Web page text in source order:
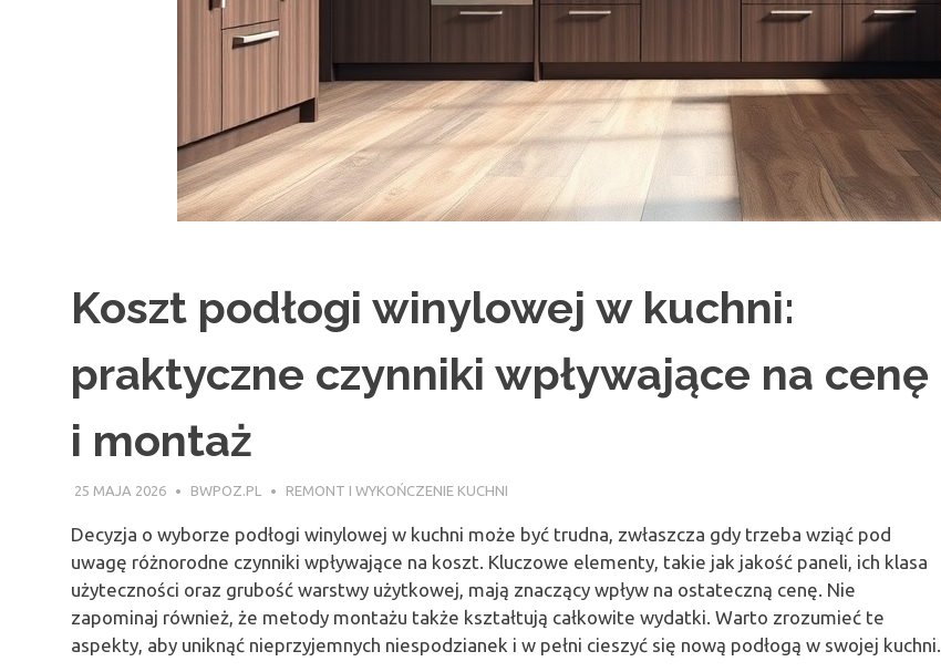
Koszt podłogi winylowej w kuchni:
praktyczne czynniki wpływające na cenę
i montaż
25 MAJA 2026 BWPOZ.PL REMONT I WYKOŃCZENIE KUCHNI
Decyzja o wyborze podłogi winylowej w kuchni może być trudna, zwłaszcza gdy trzeba wziąć pod
uwagę różnorodne czynniki wpływające na koszt. Kluczowe elementy, takie jak jakość paneli, ich klasa
użyteczności oraz grubość warstwy użytkowej, mają znaczący wpływ na ostateczną cenę. Nie
zapominaj również, że metody montażu także kształtują całkowite wydatki. Warto zrozumieć te
aspekty, aby uniknąć nieprzyjemnych niespodzianek i w pełni cieszyć się nową podłogą w swojej kuchni.